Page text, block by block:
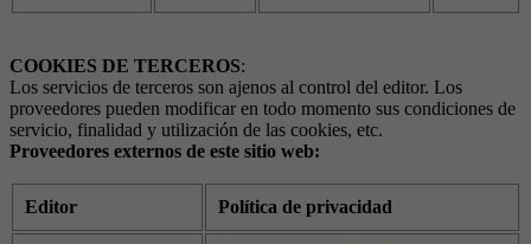
COOKIES DE TERCEROS:
Los servicios de terceros son ajenos al control del editor. Los
proveedores pueden modificar en todo momento sus condiciones de
servicio, finalidad y utilización de las cookies, etc.
Proveedores externos de este sitio web:
Editor Política de privacidad